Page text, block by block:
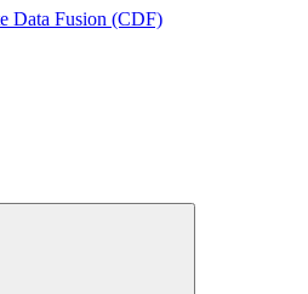
Data Fusion (CDF)